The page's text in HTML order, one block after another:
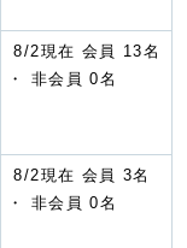
8/2現在 会員 13名
・ 非会員 0名
8/2現在 会員 3名
・ 非会員 0名